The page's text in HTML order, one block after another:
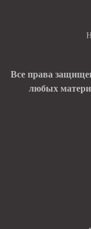
Все права
любых